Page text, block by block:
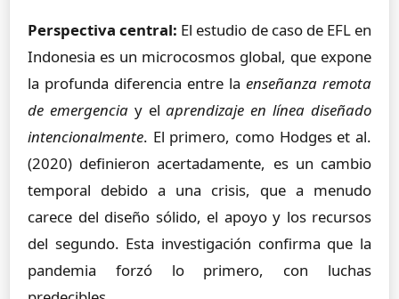
Perspectiva central: El estudio de caso de EFL en
Indonesia es un microcosmos global, que expone
la profunda diferencia entre la enseñanza remota
de emergenciay elaprendizaje en línea diseñado
intencionalmente. El primero, como Hodges et al.
(2020) definieron acertadamente, es un cambio
temporal debido a una crisis, que a menudo
carece del diseño sólido, el apoyo y los recursos
del segundo. Esta investigación confirma que la
pandemia forzó lo primero, con luchas